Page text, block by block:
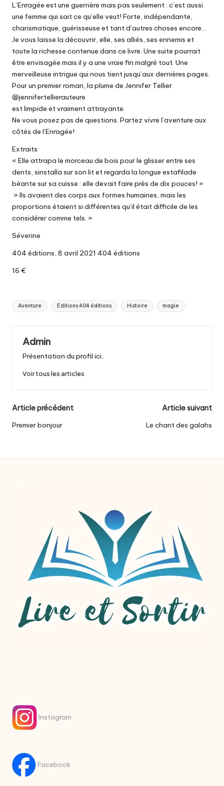
L’Enragée est une guerrière mais pas seulement : c’est aussi
une femme qui sait ce qu’elle veut! Forte, indépendante,
charismatique, guérisseuse et tant d’autres choses encore…
Je vous laisse la découvrir, elle, ses alliés, ses ennemis et
toute la richesse contenue dans ce livre. Une suite pourrait
être envisagée mais il y a une vraie fin malgré tout. Une
merveilleuse intrigue qui nous tient jusqu’aux dernières pages.
Pour un premier roman, la plume de Jennifer Tellier
@jennifertellierauteure
est limpide et vraiment attrayante.
Ne vous posez pas de questions. Partez vivre l’aventure aux
côtés de l’Enragée!
Extraits
« Elle attrapa le morceau de bois pour le glisser entre ses
dents, sinstalla sur son lit et regarda la longue estafilade
béante sur sa cuisse : elle devait faire près de dix pouces! »
» Ils avaient des corps aux formes humaines, mais les
proportions étaient si différentes qu’il était difficile de les
considérer comme tels. »
Séverine
404 éditions, 8 avril 2021 404 éditions
16 €
Tags:
Aventure Editions 404 éditions Histoire magie
Admin
Présentation du profil ici..
Voir tous les articles
Post
navigation
Article précédent
Premier bonjour
Article suivant
Le chant des galahs
.
Instagram
Facebook